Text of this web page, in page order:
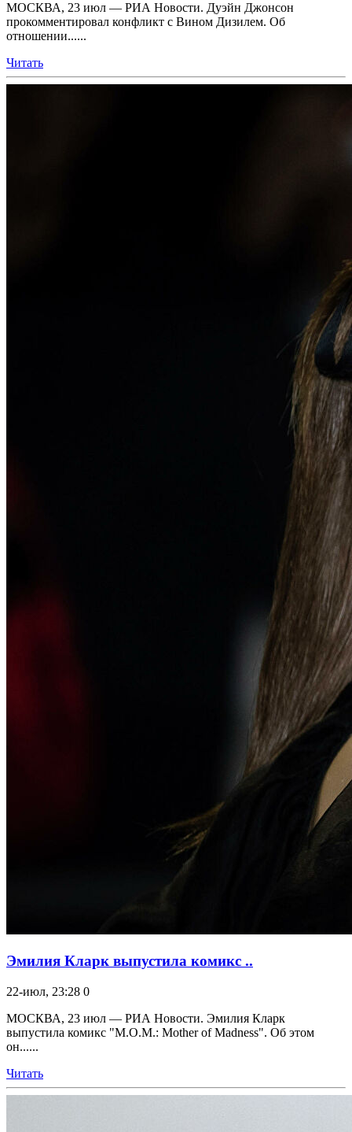
МОСКВА, 23 июл — РИА Новости. Дуэйн Джонсон
прокомментировал конфликт с Вином Дизилем. Об
отношении......
Читать
Эмилия Кларк выпустила комикс ..
22-июл, 23:28 0
МОСКВА, 23 июл — РИА Новости. Эмилия Кларк
выпустила комикс "M.O.M.: Mother of Madness". Об этом
он......
Читать